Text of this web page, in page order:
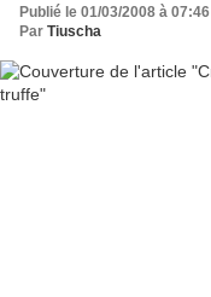
Publié le 01/03/2008 à 07:46
Par Tiuscha